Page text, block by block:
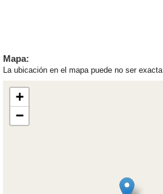
Mapa:
La ubicación en el mapa puede no ser exacta
+
−